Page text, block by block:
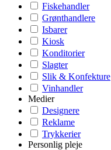
Fiskehandler
Grønthandlere
Isbarer
Kiosk
Konditorier
Slagter
Slik & Konfekture
Vinhandler
Medier
Designere
Reklame
Trykkerier
Personlig pleje